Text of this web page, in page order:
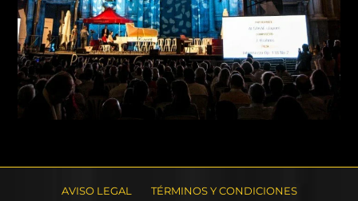
AVISO LEGAL
TÉRMINOS Y CONDICIONES